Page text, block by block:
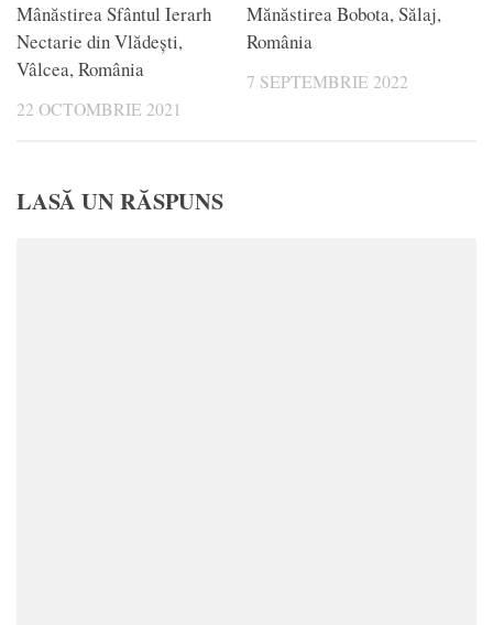
Mânăstirea Sfântul Ierarh
Nectarie din Vlădești,
Vâlcea, România
22 OCTOMBRIE 2021
Mănăstirea Bobota, Sălaj,
România
7 SEPTEMBRIE 2022
LASĂ UN RĂSPUNS